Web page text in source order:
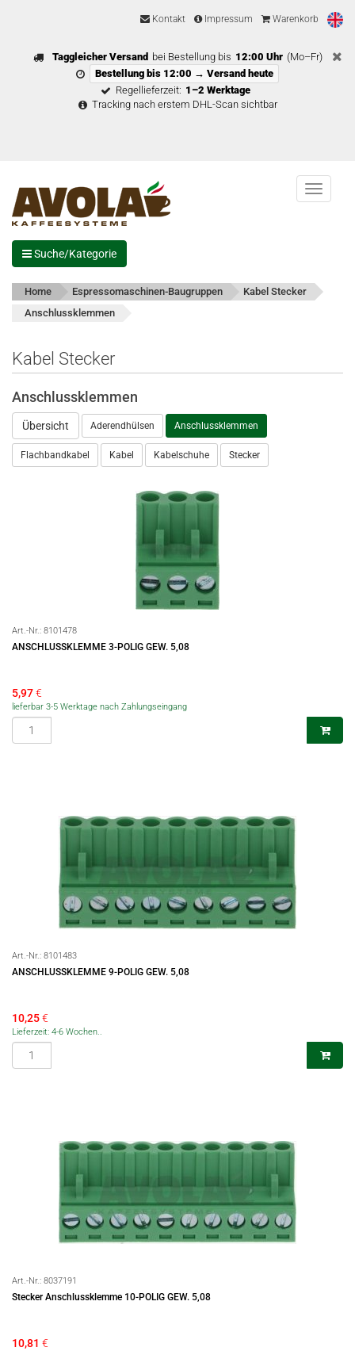
Kontakt Impressum Warenkorb
Taggleicher Versand bei Bestellung bis 12:00 Uhr (Mo–Fr)
Bestellung bis 12:00 → Versand heute
Regellieferzeit: 1–2 Werktage
Tracking nach erstem DHL-Scan sichtbar
Menu
Suche/Kategorie
Home Espressomaschinen-Baugruppen
Kabel Stecker
Anschlussklemmen
Kabel Stecker
Anschlussklemmen
Übersicht Aderendhülsen Anschlussklemmen
Flachbandkabel Kabel Kabelschuhe Stecker
Art.-Nr.: 8101478
ANSCHLUSSKLEMME 3-POLIG GEW. 5,08
5,97€
lieferbar 3-5 Werktage nach Zahlungseingang
Art.-Nr.: 8101483
ANSCHLUSSKLEMME 9-POLIG GEW. 5,08
10,25€
Lieferzeit: 4-6 Wochen..
Art.-Nr.: 8037191
Stecker Anschlussklemme 10-POLIG GEW. 5,08
10,81 €